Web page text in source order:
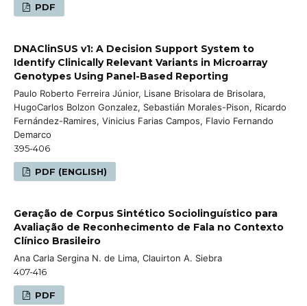
PDF
DNAClinSUS v1: A Decision Support System to
Identify Clinically Relevant Variants in Microarray
Genotypes Using Panel-Based Reporting
Paulo Roberto Ferreira Júnior, Lisane Brisolara de Brisolara,
HugoCarlos Bolzon Gonzalez, Sebastián Morales-Pison, Ricardo
Fernández-Ramires, Vinicius Farias Campos, Flavio Fernando
Demarco
395-406
PDF (ENGLISH)
Geração de Corpus Sintético Sociolinguístico para
Avaliação de Reconhecimento de Fala no Contexto
Clínico Brasileiro
Ana Carla Sergina N. de Lima, Clauirton A. Siebra
407-416
PDF